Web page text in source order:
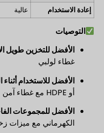
إعادة الاستخدام
عالية
التوصيات
الأفضل للتخزين طويل
غطاء لولبي
الأفضل للاستخدام
أو HDPE مع غطاء آمن
الأفضل للمجموعات
الكهرماني مع ميزات